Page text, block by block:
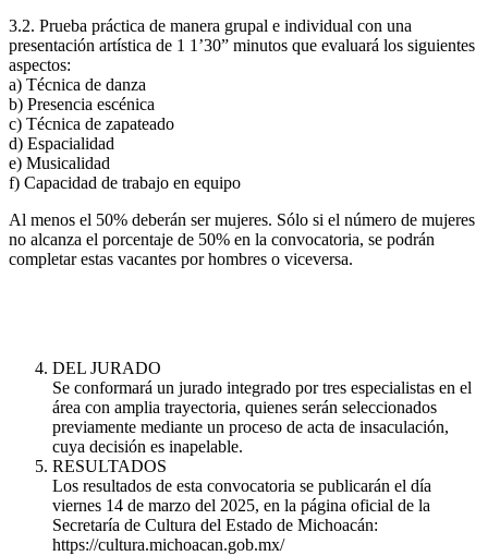
3.2. Prueba práctica de manera grupal e individual con una
presentación artística de 1 1’30” minutos que evaluará los siguientes
aspectos:
a) Técnica de danza
b) Presencia escénica
c) Técnica de zapateado
d) Espacialidad
e) Musicalidad
f) Capacidad de trabajo en equipo
Al menos el 50% deberán ser mujeres. Sólo si el número de mujeres
no alcanza el porcentaje de 50% en la convocatoria, se podrán
completar estas vacantes por hombres o viceversa.
DEL JURADO
Se conformará un jurado integrado por tres especialistas en el
área con amplia trayectoria, quienes serán seleccionados
previamente mediante un proceso de acta de insaculación,
cuya decisión es inapelable.
RESULTADOS
Los resultados de esta convocatoria se publicarán el día
viernes 14 de marzo del 2025, en la página oficial de la
Secretaría de Cultura del Estado de Michoacán:
https://cultura.michoacan.gob.mx/